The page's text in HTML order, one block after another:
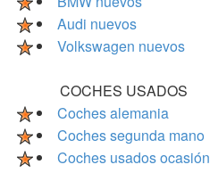
Audi nuevos
Volkswagen nuevos
COCHES USADOS
Coches alemania
Coches segunda mano
Coches usados ocasión